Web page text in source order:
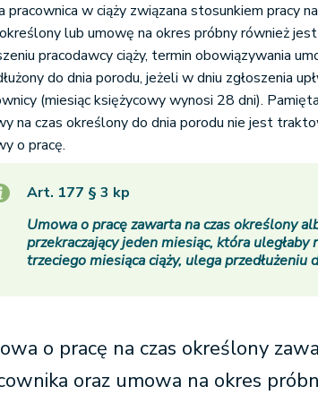
pracownica w ciąży związana stosunkiem pracy
lub umowę na okres próbny również
pracodawcy ciąży, termin obowiązywania
do dnia porodu, jeżeli w dniu zgłoszenia
(miesiąc księżycowy wynosi 28 dni).
na czas określony do dnia porodu nie jest
o pracę.
Art. 177 § 3 kp
Umowa o pracę zawarta na czas określony
przekraczający jeden miesiąc, która uległaby
trzeciego miesiąca ciąży, ulega przedłużeniu
o pracę na czas określony
oraz umowa na okres